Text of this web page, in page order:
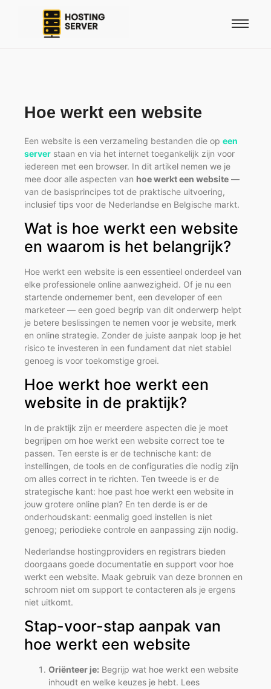
Hoe werkt een website
Een website is een verzameling bestanden die op een
server staan en via het internet toegankelijk zijn voor
iedereen met een browser. In dit artikel nemen we je
mee door alle aspecten van hoe werkt een website —
van de basisprincipes tot de praktische uitvoering,
inclusief tips voor de Nederlandse en Belgische markt.
Wat is hoe werkt een website
en waarom is het belangrijk?
Hoe werkt een website is een essentieel onderdeel van
elke professionele online aanwezigheid. Of je nu een
startende ondernemer bent, een developer of een
marketeer — een goed begrip van dit onderwerp helpt
je betere beslissingen te nemen voor je website, merk
en online strategie. Zonder de juiste aanpak loop je het
risico te investeren in een fundament dat niet stabiel
genoeg is voor toekomstige groei.
Hoe werkt hoe werkt een
website in de praktijk?
In de praktijk zijn er meerdere aspecten die je moet
begrijpen om hoe werkt een website correct toe te
passen. Ten eerste is er de technische kant: de
instellingen, de tools en de configuraties die nodig zijn
om alles correct in te richten. Ten tweede is er de
strategische kant: hoe past hoe werkt een website in
jouw grotere online plan? En ten derde is er de
onderhoudskant: eenmalig goed instellen is niet
genoeg; periodieke controle en aanpassing zijn nodig.
Nederlandse hostingproviders en registrars bieden
doorgaans goede documentatie en support voor hoe
werkt een website. Maak gebruik van deze bronnen en
schroom niet om support te contacteren als je ergens
niet uitkomt.
Stap-voor-stap aanpak van
hoe werkt een website
Oriënteer je: Begrijp wat hoe werkt een website
inhoudt en welke keuzes je hebt. Lees